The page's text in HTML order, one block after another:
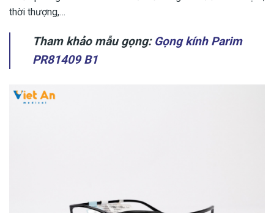
thời thượng,…
Tham khảo mẫu gọng: Gọng kính Parim
PR81409 B1